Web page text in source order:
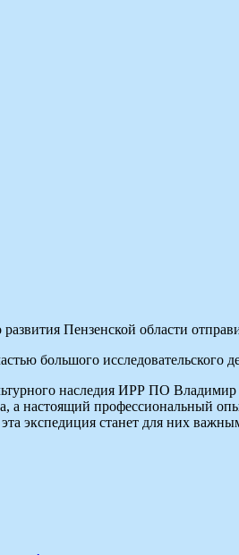
Пензенской области
большого
наследия ИРР ПО
а настоящий профессиональный
экспедиция станет для них